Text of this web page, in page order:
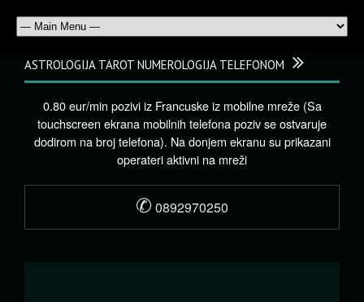
ASTROLOGIJA TAROT NUMEROLOGIJA TELEFONOM
0.80 eur/min pozivi iz Francuske iz mobilne mreže (Sa
touchscreen ekrana mobilnih telefona poziv se ostvaruje
dodirom na broj telefona). Na donjem ekranu su prikazani
operateri aktivni na mreži
✆ 0892970250